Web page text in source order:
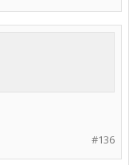
#136